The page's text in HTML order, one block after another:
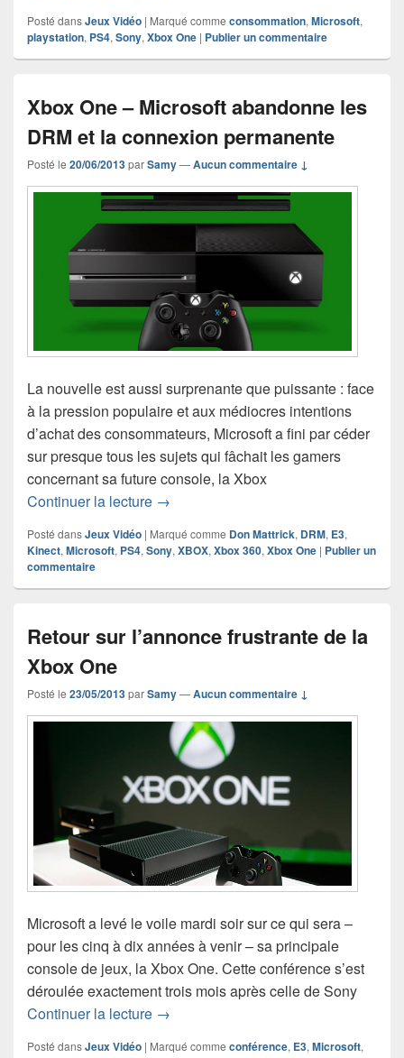
Posté dansJeux Vidéo | Marqué comme consommation, Microsoft,
playstation, PS4, Sony, Xbox One | Publier un commentaire
Xbox One – Microsoft abandonne les
DRM et la connexion permanente
Posté le 20/06/2013parSamy—Aucun commentaire ↓
La nouvelle est aussi surprenante que puissante : face
à la pression populaire et aux médiocres intentions
d’achat des consommateurs, Microsoft a fini par céder
sur presque tous les sujets qui fâchait les gamers
concernant sa future console, la Xbox
Continuer la lecture Xbox One – Microsoft abandonne les
→
Posté dansJeux Vidéo | Marqué comme Don Mattrick, DRM, E3,
Kinect, Microsoft, PS4, Sony, XBOX, Xbox 360, Xbox One | Publier un
commentaire
Retour sur l’annonce frustrante de la
Xbox One
Posté le 23/05/2013parSamy—Aucun commentaire ↓
Microsoft a levé le voile mardi soir sur ce qui sera –
pour les cinq à dix années à venir – sa principale
console de jeux, la Xbox One. Cette conférence s’est
déroulée exactement trois mois après celle de Sony
Continuer la lecture Retour sur l’annonce frustrante de la
→
Posté dansJeux Vidéo | Marqué comme conférence, E3, Microsoft,